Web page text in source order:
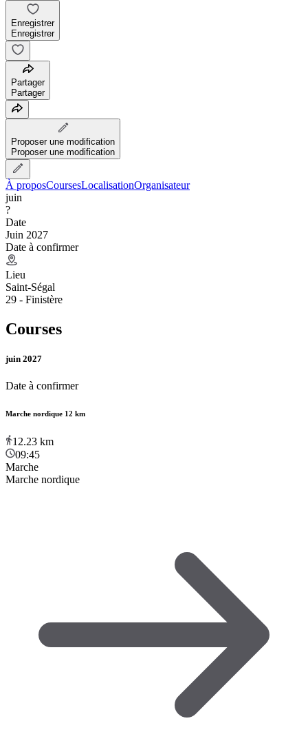
Enregistrer
Enregistrer
Partager
Partager
Proposer une modification
Proposer une modification
À proposCoursesLocalisationOrganisateur
juin
?
Date
Juin 2027
Date à confirmer
Lieu
Saint-Ségal
29 - Finistère
Courses
juin 2027
Date à confirmer
Marche nordique 12 km
12.23 km
09:45
Marche
Marche nordique